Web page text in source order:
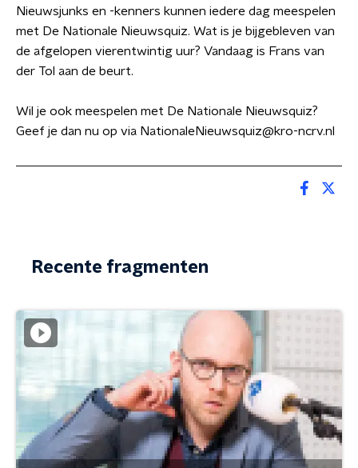
Nieuwsjunks en -kenners kunnen iedere dag meespelen
met De Nationale Nieuwsquiz. Wat is je bijgebleven van
de afgelopen vierentwintig uur? Vandaag is Frans van
der Tol aan de beurt.
Wil je ook meespelen met De Nationale Nieuwsquiz?
Geef je dan nu op via NationaleNieuwsquiz@kro-ncrv.nl
Recente fragmenten